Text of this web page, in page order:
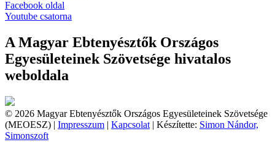
Facebook oldal
Youtube csatorna
A Magyar Ebtenyésztők Országos
Egyesületeinek Szövetsége hivatalos
weboldala
© 2026 Magyar Ebtenyésztők Országos Egyesületeinek Szövetsége
(MEOESZ) | Impresszum | Kapcsolat | Készítette: Simon Nándor,
Simonszoft